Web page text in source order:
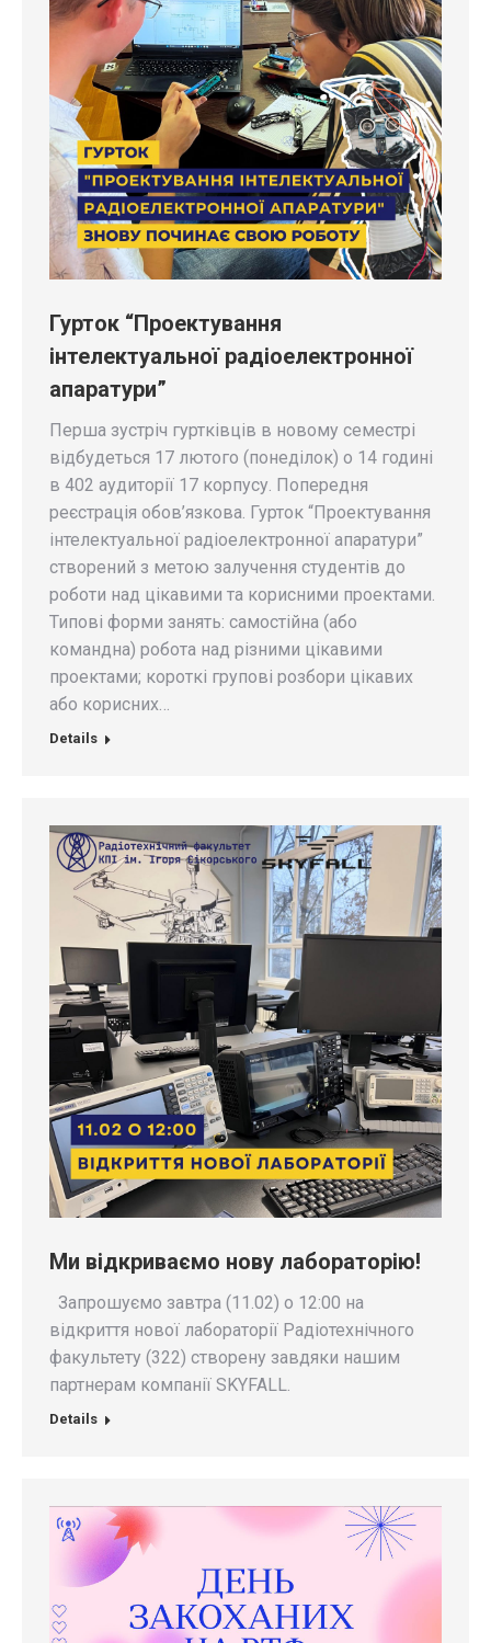
Гурток “Проектування
інтелектуальної радіоелектронної
апаратури”
Перша зустріч гуртківців в новому семестрі
відбудеться 17 лютого (понеділок) о 14 годині
в 402 аудиторії 17 корпусу. Попередня
реєстрація обов’язкова. Гурток “Проектування
інтелектуальної радіоелектронної апаратури”
створений з метою залучення студентів до
роботи над цікавими та корисними проектами.
Типові форми занять: самостійна (або
командна) робота над різними цікавими
проектами; короткі групові розбори цікавих
або корисних…
Details
Ми відкриваємо нову лабораторію!
Запрошуємо завтра (11.02) о 12:00 на
відкриття нової лабораторії Радіотехнічного
факультету (322) створену завдяки нашим
партнерам компанії SKYFALL.
Details